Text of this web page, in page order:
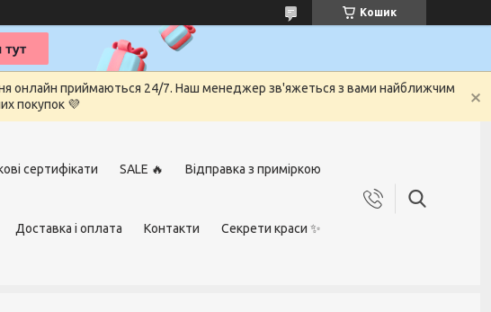
Кошик
онлайн приймаються 24/7. Наш менеджер зв'яжеться з вами найближчим
покупок 💜
сертифікати SALE 🔥 Відправка з приміркою
Доставка і оплата Контакти Секрети краси ✨